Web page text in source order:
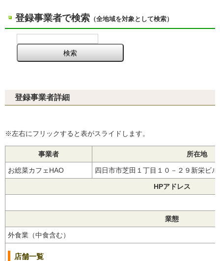
登録事業者で検索 （全地域を対象として検索）
登録事業者詳細
※左右にフリックすると表がスライドします。
事業者 所在地
お総菜カフェHAO 四日市市芝田１丁目１０－２９新栄ビ
HPアドレス
業態
外食業（中食含む）
店舗一覧